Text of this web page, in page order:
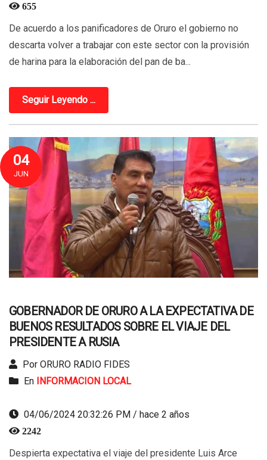
655
De acuerdo a los panificadores de Oruro el gobierno no
descarta volver a trabajar con este sector con la provisión
de harina para la elaboración del pan de ba...
Seguir Leyendo ...
04
JUN
GOBERNADOR DE ORURO A LA EXPECTATIVA DE
BUENOS RESULTADOS SOBRE EL VIAJE DEL
PRESIDENTE A RUSIA
Por ORURO RADIO FIDES
En INFORMACION LOCAL
04/06/2024 20:32:26 PM / hace 2 años
2242
Despierta expectativa el viaje del presidente Luis Arce